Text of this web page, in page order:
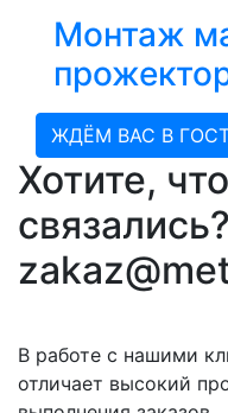
Монтаж
ЖДЁМ ВАС В
Хотите,
связались?
В работе с нашими
отличает высокий